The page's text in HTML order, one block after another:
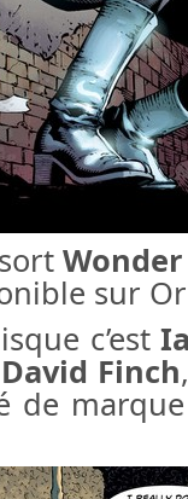
sur
c’est
David Finch
de